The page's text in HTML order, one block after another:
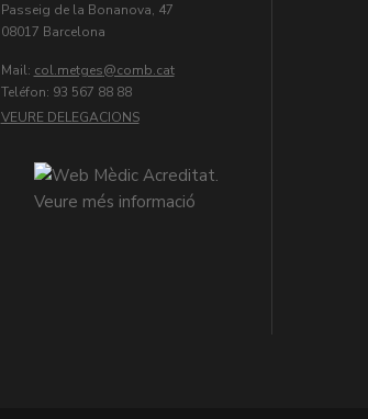
Passeig de la Bonanova, 47
08017 Barcelona
Mail: col.metges
Teléfon: 93 567 88 88
VEURE DELEGACIONS